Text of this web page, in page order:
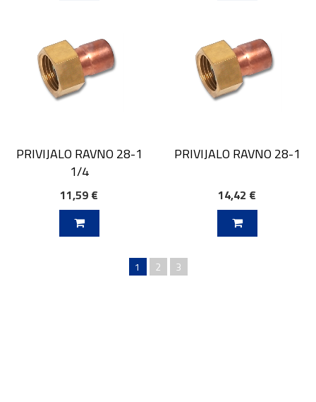
PRIVIJALO RAVNO 28-1
1/4
11,59 €
PRIVIJALO RAVNO 28-1
14,42 €
1 2 3